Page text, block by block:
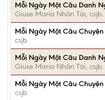
Mỗi Ngày Một Câu Danh
Giuse Maria Nhân Tài, csjb.
Mỗi Ngày Một Câu Chuyện
csjb.
Mỗi Ngày Một Câu Danh
Giuse Maria Nhân Tài, csjb.
Mỗi Ngày Một Câu Chuyện
csjb.